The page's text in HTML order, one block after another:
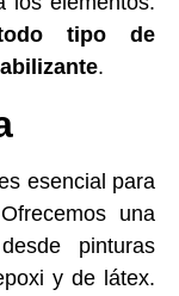
tipo de
.
esencial para
una
pinturas
y de látex.